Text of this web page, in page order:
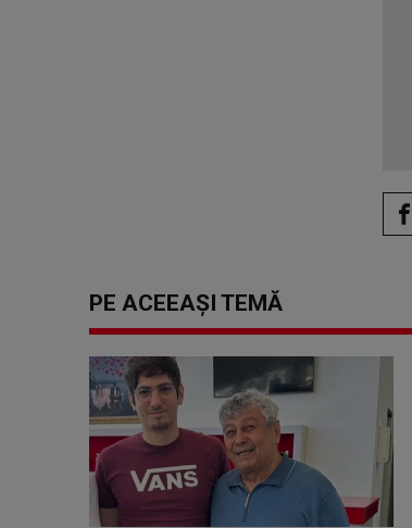
PE ACEEAȘI TEMĂ